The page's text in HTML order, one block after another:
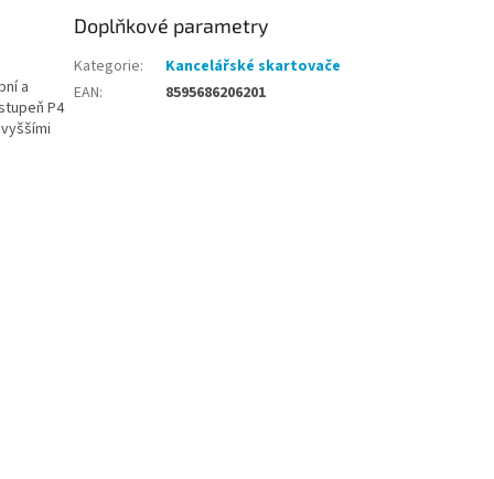
a
P4
Doplňkové parametry
Kategorie:
Kancelářské skartovače
EAN: 8595686206201